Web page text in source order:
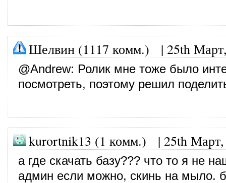
Шелвин (1117 комм.) | 25th
@Andrew: Ролик мне тоже было
посмотреть, поэтому решил
kurortnik13 (1 комм.) | 25th
а где скачать базу??? что то я не
админ если можно, скинь на мыло.